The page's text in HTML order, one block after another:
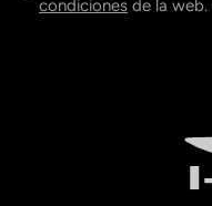
condiciones de la web.